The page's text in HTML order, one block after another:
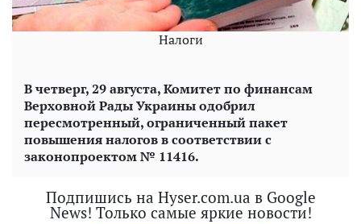
Налоги
В четверг, 29 августа, Комитет по финансам
Верховной Рады Украины одобрил
пересмотренный, ограниченный пакет
повышения налогов в соответствии с
законопроектом № 11416.
Подпишись на Hyser.com.ua в Google
News! Только самые яркие новости!